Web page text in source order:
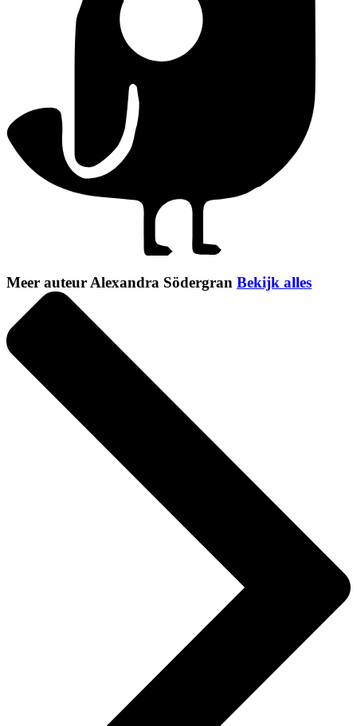
Meer auteur Alexandra Södergran Bekijk alles